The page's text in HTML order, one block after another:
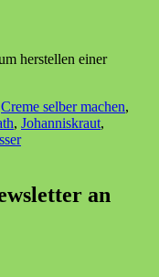
herstellen einer
Creme selber machen,
, Johanniskraut,
an